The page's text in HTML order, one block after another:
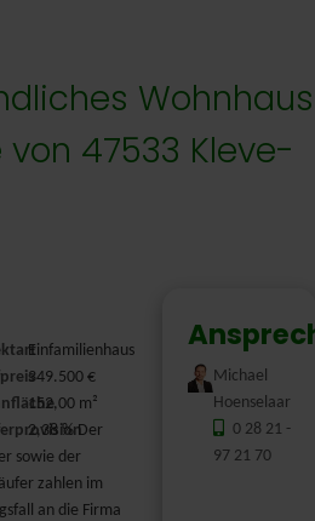
Wohnhaus
47533 Kleve-
Einfamilienhaus
349.500 €
152,00 m²
2,38 % Der
sowie der
zahlen im
an die Firma
Michael
Hoenselaar
0 28 21 -
97 21 70